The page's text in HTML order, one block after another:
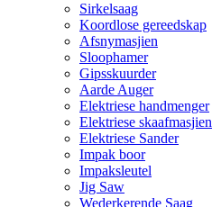
Sirkelsaag
Koordlose gereedskap
Afsnymasjien
Sloophamer
Gipsskuurder
Aarde Auger
Elektriese handmenger
Elektriese skaafmasjien
Elektriese Sander
Impak boor
Impaksleutel
Jig Saw
Wederkerende Saag